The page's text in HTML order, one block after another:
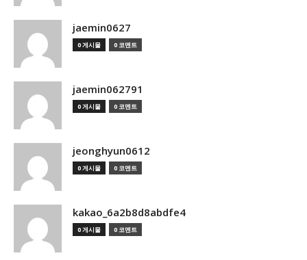
jaemin0627
0 게시물 0 코멘트
jaemin062791
0 게시물 0 코멘트
jeonghyun0612
0 게시물 0 코멘트
kakao_6a2b8d8abdfe4
0 게시물 0 코멘트